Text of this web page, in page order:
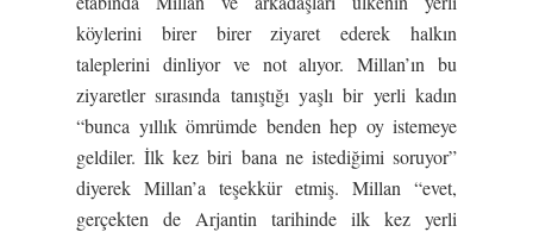
köylerini birer birer ziyaret ederek halkın
taleplerini dinliyor ve not alıyor. Millan’ın bu
ziyaretler sırasında tanıştığı yaşlı bir yerli kadın
“bunca yıllık ömrümde benden hep oy istemeye
geldiler. İlk kez biri bana ne istediğimi soruyor”
diyerek Millan’a teşekkür etmiş. Millan “evet,
gerçekten de Arjantin tarihinde ilk kez yerli